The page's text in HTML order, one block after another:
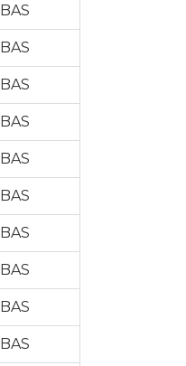
BAS
BAS
BAS
BAS
BAS
BAS
BAS
BAS
BAS
BAS